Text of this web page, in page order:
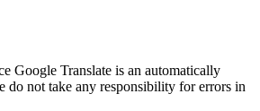
Google Translate is an automatically
do not take any responsibility for errors in